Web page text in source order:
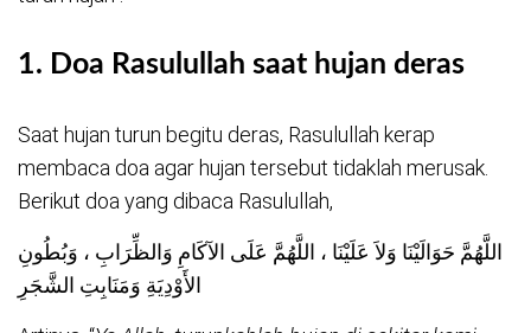
1. Doa Rasulullah saat hujan deras
Saat hujan turun begitu deras, Rasulullah kerap
membaca doa agar hujan tersebut tidaklah merusak.
Berikut doa yang dibaca Rasulullah,
اللَّهُمَّ حَوَالَيْنَا وَلاَ عَلَيْنَا ، اللَّهُمَّ عَلَى الآكَامِ وَالظِّرَابِ ، وَبُطُونِ
الأَوْدِيَةِ وَمَنَابِتِ الشَّجَرِ